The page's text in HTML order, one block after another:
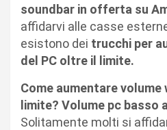
soundbar in offerta su
affidarvi alle casse
esistono dei trucchi per
del PC oltre il limite.
Come aumentare
limite? Volume pc basso
Solitamente molti si